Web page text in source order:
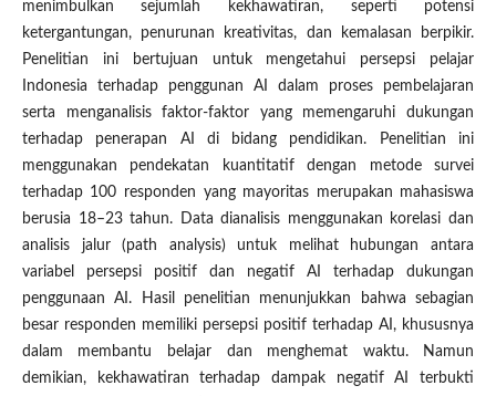
menimbulkan sejumlah kekhawatiran, seperti potensi
ketergantungan, penurunan kreativitas, dan kemalasan berpikir.
Penelitian ini bertujuan untuk mengetahui persepsi pelajar
Indonesia terhadap penggunan AI dalam proses pembelajaran
serta menganalisis faktor-faktor yang memengaruhi dukungan
terhadap penerapan AI di bidang pendidikan. Penelitian ini
menggunakan pendekatan kuantitatif dengan metode survei
terhadap 100 responden yang mayoritas merupakan mahasiswa
berusia 18–23 tahun. Data dianalisis menggunakan korelasi dan
analisis jalur (path analysis) untuk melihat hubungan antara
variabel persepsi positif dan negatif AI terhadap dukungan
penggunaan AI. Hasil penelitian menunjukkan bahwa sebagian
besar responden memiliki persepsi positif terhadap AI, khususnya
dalam membantu belajar dan menghemat waktu. Namun
demikian, kekhawatiran terhadap dampak negatif AI terbukti